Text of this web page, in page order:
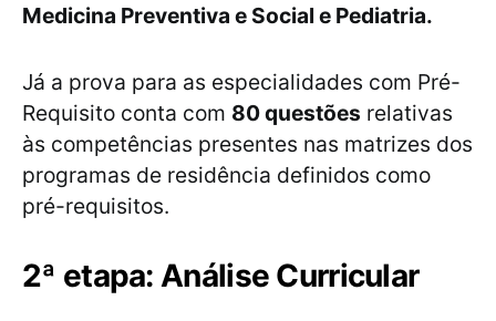
Medicina Preventiva e Social e Pediatria.
Já a prova para as especialidades com Pré-
Requisito conta com 80 questões relativas
às competências presentes nas matrizes dos
programas de residência definidos como
pré-requisitos.
2ª etapa: Análise Curricular